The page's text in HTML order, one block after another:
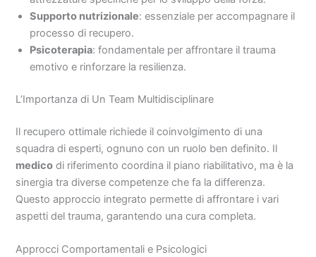
Supporto nutrizionale: essenziale per accompagnare il
processo di recupero.
Psicoterapia: fondamentale per affrontare il trauma
emotivo e rinforzare la resilienza.
L’Importanza di Un Team Multidisciplinare
Il recupero ottimale richiede il coinvolgimento di una
squadra di esperti, ognuno con un ruolo ben definito. Il
medico di riferimento coordina il piano riabilitativo, ma è la
sinergia tra diverse competenze che fa la differenza.
Questo approccio integrato permette di affrontare i vari
aspetti del trauma, garantendo una cura completa.
Approcci Comportamentali e Psicologici